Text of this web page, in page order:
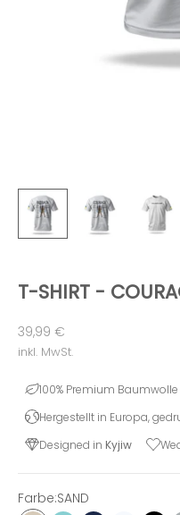
T-SHIRT -
Angebot
39,99 €
inkl. MwSt.
100% Premium Baumwolle
Hergestellt in Europa,
Designed in Kyjiw
Farbe:SAND